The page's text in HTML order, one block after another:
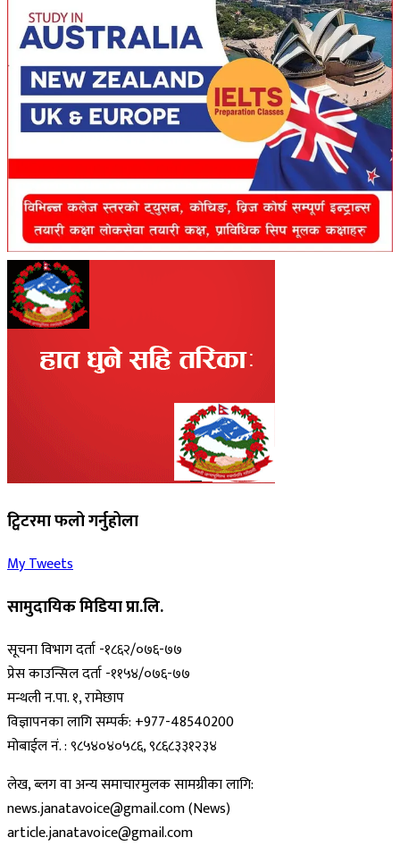
ट्विटरमा फलो गर्नुहोला
My Tweets
सामुदायिक मिडिया प्रा.लि.
सूचना विभाग दर्ता -१८६२/०७६-७७
प्रेस काउन्सिल दर्ता -११५४/०७६-७७
मन्थली न.पा. १, रामेछाप
विज्ञापनका लागि सम्पर्क: +977-48540200
मोबाईल नं. : ९८५४०४०५८६, ९८६८३३१२३४
लेख, ब्लग वा अन्य समाचारमुलक सामग्रीका लागि:
news.janatavoice@gmail.com (News)
article.janatavoice@gmail.com